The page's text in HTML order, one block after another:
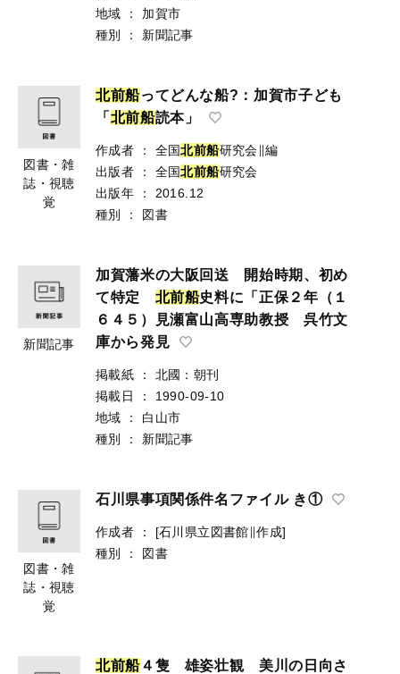
地域
：
加賀市
種別
： 新聞記事
図書・雑
誌・視聴
覚
北前船ってどんな船?：加賀市子ども
「 北前船読本」
作成者 ： 全国北前船研究会∥編
出版者
： 全国北前船研究会
出版年
：
2016.12
種別
： 図書
新聞記事
加賀藩米の大阪回送 開始時期、初め
て特定 北前船史料に「正保２年（１
６４５）見瀬富山高専助教授 呉竹文
庫から発見
掲載紙 ：
北國：朝刊
掲載日
：
1990-09-10
地域
：
白山市
種別
： 新聞記事
図書・雑
誌・視聴
覚
石川県事項関係件名ファイル き①
作成者 ：
[石川県立図書館∥作成]
種別
： 図書
北前船４隻 雄姿壮観 美川の日向さ